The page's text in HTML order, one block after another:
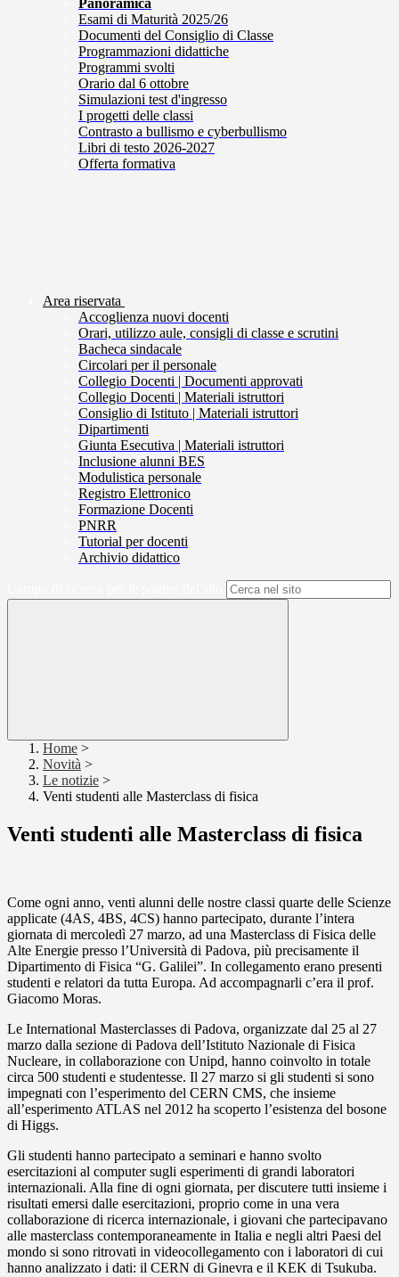
Panoramica
Esami di Maturità 2025/26
Documenti del Consiglio di Classe
Programmazioni didattiche
Programmi svolti
Orario dal 6 ottobre
Simulazioni test d'ingresso
I progetti delle classi
Contrasto a bullismo e cyberbullismo
Libri di testo 2026-2027
Offerta formativa
Area riservata
Accoglienza nuovi docenti
Orari, utilizzo aule, consigli di classe e scrutini
Bacheca sindacale
Circolari per il personale
Collegio Docenti | Documenti approvati
Collegio Docenti | Materiali istruttori
Consiglio di Istituto | Materiali istruttori
Dipartimenti
Giunta Esecutiva | Materiali istruttori
Inclusione alunni BES
Modulistica personale
Registro Elettronico
Formazione Docenti
PNRR
Tutorial per docenti
Archivio didattico
Home >
Novità >
Le notizie >
Venti studenti alle Masterclass di fisica
Venti studenti alle Masterclass di fisica
Come ogni anno, venti alunni delle nostre classi quarte delle Scienze
applicate (4AS, 4BS, 4CS) hanno partecipato, durante l’intera
giornata di mercoledì 27 marzo, ad una Masterclass di Fisica delle
Alte Energie presso l’Università di Padova, più precisamente il
Dipartimento di Fisica “G. Galilei”. In collegamento erano presenti
studenti e relatori da tutta Europa. Ad accompagnarli c’era il prof.
Giacomo Moras.
Le International Masterclasses di Padova, organizzate dal 25 al 27
marzo dalla sezione di Padova dell’Istituto Nazionale di Fisica
Nucleare, in collaborazione con Unipd, hanno coinvolto in totale
circa 500 studenti e studentesse. Il 27 marzo si gli studenti si sono
impegnati con l’esperimento del CERN CMS, che insieme
all’esperimento ATLAS nel 2012 ha scoperto l’esistenza del bosone
di Higgs.
Gli studenti hanno partecipato a seminari e hanno svolto
esercitazioni al computer sugli esperimenti di grandi laboratori
internazionali. Alla fine di ogni giornata, per discutere tutti insieme i
risultati emersi dalle esercitazioni, proprio come in una vera
collaborazione di ricerca internazionale, i giovani che partecipavano
alle masterclass contemporaneamente in Italia e negli altri Paesi del
mondo si sono ritrovati in videocollegamento con i laboratori di cui
hanno analizzato i dati: il CERN di Ginevra e il KEK di Tsukuba.